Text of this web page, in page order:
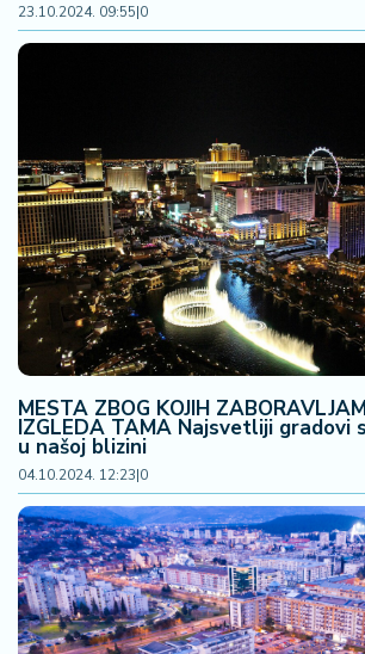
23.10.2024. 09:55|0
MESTA ZBOG KOJIH
IZGLEDA TAMA Najsvetliji gradovi
u našoj blizini
04.10.2024. 12:23|0